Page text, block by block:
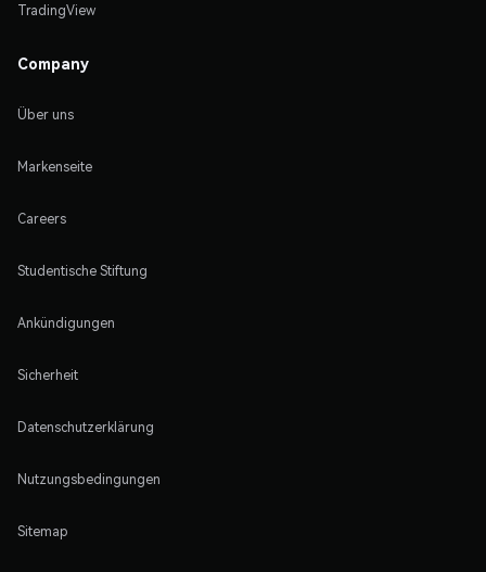
TradingView
Company
Über uns
Markenseite
Careers
Studentische Stiftung
Ankündigungen
Sicherheit
Datenschutzerklärung
Nutzungsbedingungen
Sitemap